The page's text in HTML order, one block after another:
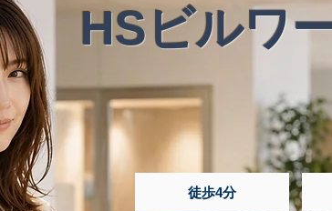
HSビルワ
徒歩4分